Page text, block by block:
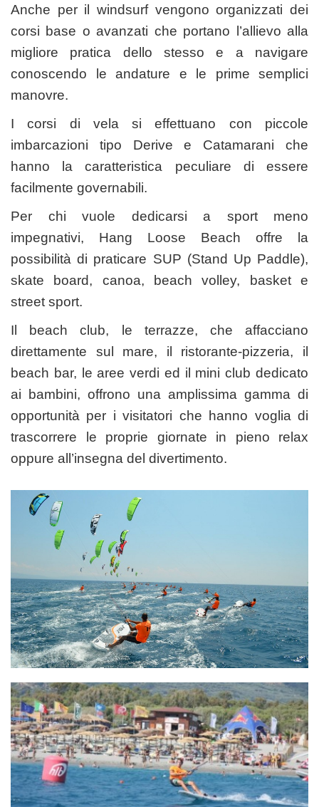
Anche per il windsurf vengono organizzati dei
corsi base o avanzati che portano l’allievo alla
migliore pratica dello stesso e a navigare
conoscendo le andature e le prime semplici
manovre.
I corsi di vela si effettuano con piccole
imbarcazioni tipo Derive e Catamarani che
hanno la caratteristica peculiare di essere
facilmente governabili.
Per chi vuole dedicarsi a sport meno
impegnativi, Hang Loose Beach offre la
possibilità di praticare SUP (Stand Up Paddle),
skate board, canoa, beach volley, basket e
street sport.
Il beach club, le terrazze, che affacciano
direttamente sul mare, il ristorante-pizzeria, il
beach bar, le aree verdi ed il mini club dedicato
ai bambini, offrono una amplissima gamma di
opportunità per i visitatori che hanno voglia di
trascorrere le proprie giornate in pieno relax
oppure all’insegna del divertimento.